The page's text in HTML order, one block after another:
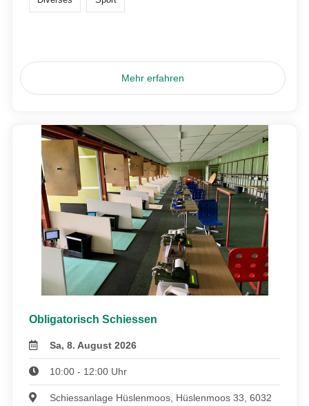
Mehr erfahren
Obligatorisch Schiessen
Sa, 8. August 2026
10:00 - 12:00 Uhr
Schiessanlage Hüslenmoos, Hüslenmoos 33, 6032